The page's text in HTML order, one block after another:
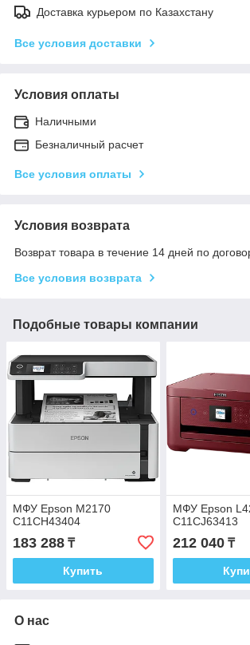
Доставка курьером по Казахстану
Все условия доставки
Условия оплаты
Наличными
Безналичный расчет
Все условия оплаты
Условия возврата
Возврат товара в течение 14 дней по
Все условия возврата
Подобные товары компании
МФУ Epson M2170
C11CH43404
183 288 ₸
Купить
МФУ Epson
C11CJ63413
212 040₸
О нас